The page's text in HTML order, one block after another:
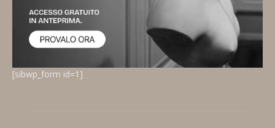
[sibwp_form id=1]